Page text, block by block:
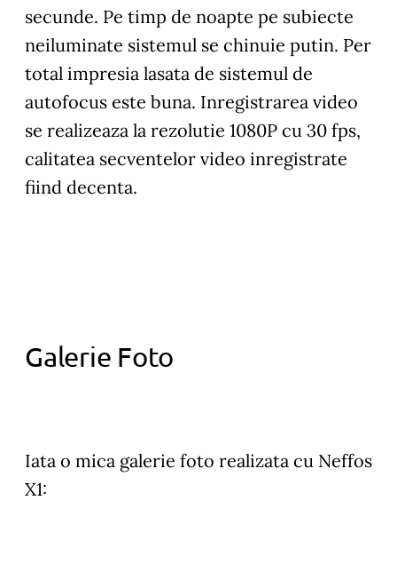
secunde. Pe timp de noapte pe subiecte
neiluminate sistemul se chinuie putin. Per
total impresia lasata de sistemul de
autofocus este buna. Inregistrarea video
se realizeaza la rezolutie 1080P cu 30 fps,
calitatea secventelor video inregistrate
fiind decenta.
Galerie Foto
Iata o mica galerie foto realizata cu Neffos
X1: